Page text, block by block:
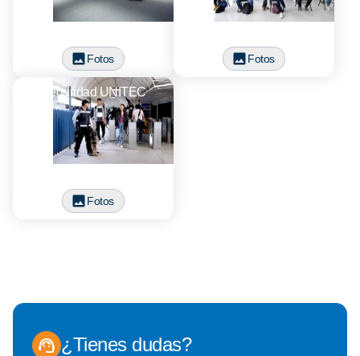
Fotos Fotos
Seguridad UNITEC
Fotos
¿Tienes dudas?